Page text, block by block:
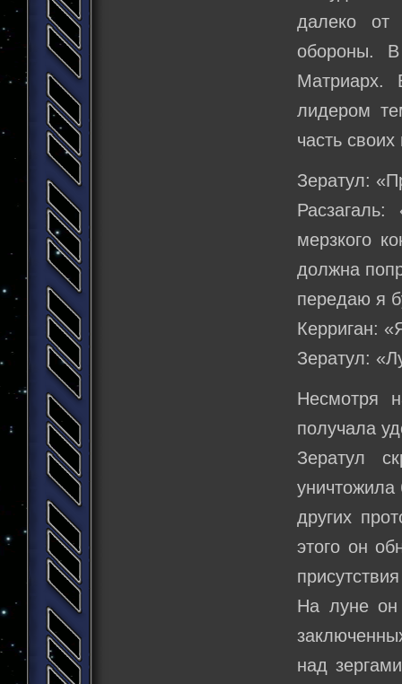
далеко от
обороны. В
Матриарх.
лидером
часть
Зератул:
мерзкого
должна
передаю я
Керриган:
Зератул:
Несмотря
получала
Зератул
уничтожила
других
этого он
На луне он
над